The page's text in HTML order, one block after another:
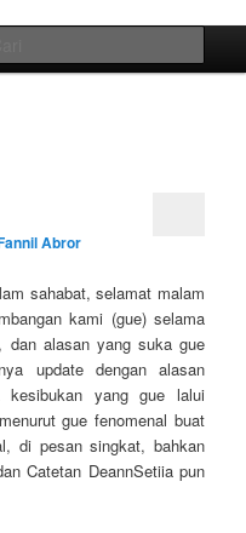
Abror
sahabat, selamat malam
kami (gue) selama
dan alasan yang suka gue
update dengan alasan
kesibukan yang gue lalui
gue fenomenal buat
di pesan singkat, bahkan
Catetan DeannSetiia pun